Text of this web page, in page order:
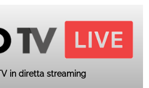
in diretta streaming